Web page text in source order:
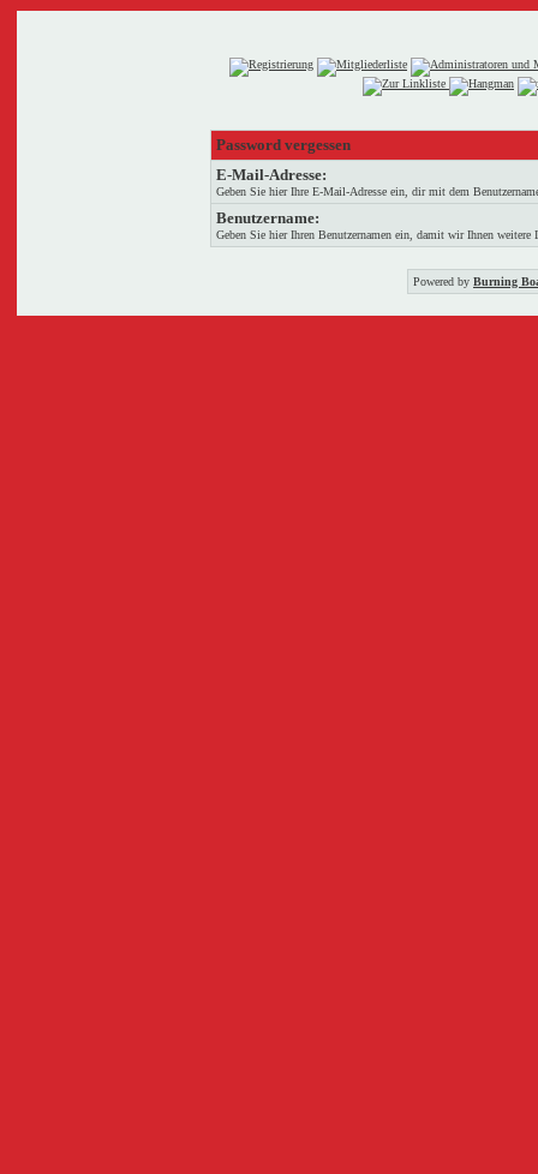
Password vergessen
E-Mail-Adresse:
Geben Sie hier Ihre E-Mail-Adresse ein, dir mit dem
Benutzername:
Geben Sie hier Ihren Benutzernamen ein, damit wir Ihnen weitere
Powered by Burning